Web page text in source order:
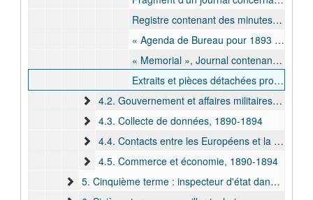
Registre contenant des minutes de lettres sortantes, de journaux, d'états et de cartes, 1892 juill. - 1893 sept.
« Agenda de Bureau pour 1893 », Journal contenant de courtes notes chronologiques, des minutes de lettres sortantes, de notes et d'états, [1893 janv. - 1894 janv.]
« Memorial », Journal contenant de courtes notes chronologiques, [1894 janv. - 1894 juill.]
Extraits et pièces détachées provenant de divers journaux et carnets de notes., [1894]
4.2. Gouvernement et affaires militaires, 1890-1903
4.3. Collecte de données, 1890-1894
4.4. Contacts entre les Européens et la population locale, 1890-1894
4.5. Commerce et économie, 1890-1894
5. Cinquième terme : inspecteur d'état dans la catégorie B (juill. 1896 - juill. 1900) et vice-gouverneur général (avr. 1897 - juill. 1900), commandant supérieur de la Province Orientale (districts des Stanley-Falls, de l'Aruwimi et de l'Uélé) (juill. 1896 - juill. 1900) chargé du commandement de l'expédition du Nil, 1896-1900